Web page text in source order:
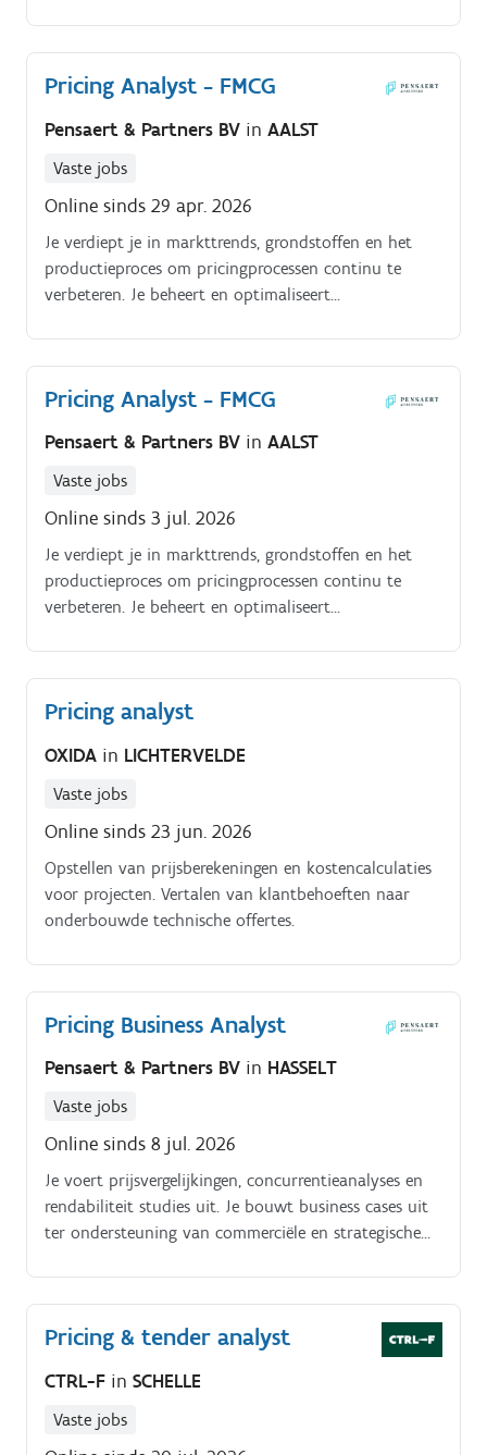
waardevolle inzichten bieden aan het management
en de commerciële teams.✅Je volgt klantgebonden
herzieningen nodig zijn.✅Je verwerkt nieuwe
leveranciersprijzen in het ERP-systeem en zorgt
Pricing Analyst - FMCG
Pensaert & Partners BV in AALST
Vaste jobs
Online sinds 29 apr. 2026
Je verdiept je in markttrends, grondstoffen en het
productieproces om pricingprocessen continu te
verbeteren. Je beheert en optimaliseert
Pricing Analyst - FMCG
Pensaert & Partners BV in AALST
Vaste jobs
Online sinds 3 jul. 2026
Je verdiept je in markttrends, grondstoffen en het
productieproces om pricingprocessen continu te
verbeteren. Je beheert en optimaliseert
Pricing analyst
OXIDA in LICHTERVELDE
Vaste jobs
Online sinds 23 jun. 2026
Opstellen van prijsberekeningen en kostencalculaties
voor projecten. Vertalen van klantbehoeften naar
onderbouwde technische offertes.
Pricing Business Analyst
Pensaert & Partners BV in HASSELT
Vaste jobs
Online sinds 8 jul. 2026
Je voert prijsvergelijkingen, concurrentieanalyses en
rendabiliteit studies uit. Je bouwt business cases uit
ter ondersteuning van commerciële en strategische
Pricing & tender analyst
CTRL-F in SCHELLE
Vaste jobs